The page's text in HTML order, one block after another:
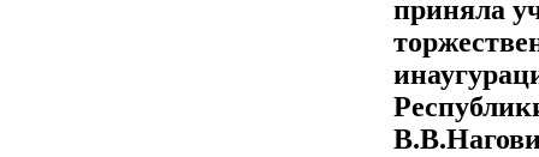
приняла